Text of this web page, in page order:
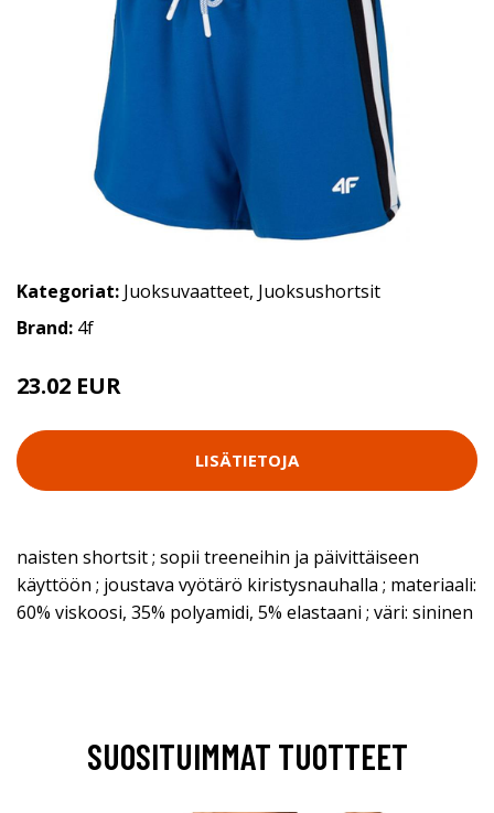
Kategoriat: Juoksuvaatteet, Juoksushortsit
Brand: 4f
23.02 EUR
LISÄTIETOJA
naisten shortsit ; sopii treeneihin ja päivittäiseen
käyttöön ; joustava vyötärö kiristysnauhalla ; materiaali:
60% viskoosi, 35% polyamidi, 5% elastaani ; väri: sininen
SUOSITUIMMAT TUOTTEET